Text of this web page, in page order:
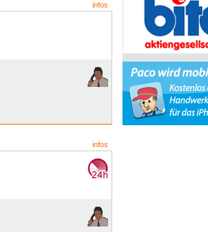
infos
infos